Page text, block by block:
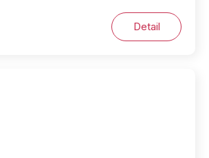
Detail